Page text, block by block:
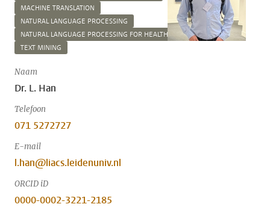
MACHINE TRANSLATION
NATURAL LANGUAGE PROCESSING
NATURAL LANGUAGE PROCESSING FOR HEALTHCARE
TEXT MINING
Naam
Dr. L. Han
Telefoon
071 5272727
E-mail
l.han@liacs.leidenuniv.nl
ORCID iD
0000-0002-3221-2185